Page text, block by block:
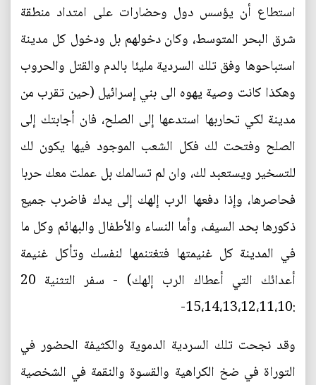
استطاع أن يؤسس دول وحضارات على امتداد منطقة
شرق البحر المتوسط، وكان دخولهم بل ودخول كل مدينة
استباحوها وفق تلك السردية مليئا بالدم والقتل والحروب
وهكذا كانت وصية يهوه الى بني إسرائيل (حين تقرب من
مدينة لكي تحاربها استدعها إلى الصلح، فان أجابتك إلى
الصلح وفتحت لك فكل الشعب الموجود فيها يكون لك
للتسخير ويستعبد لك، وان لم تسالمك بل عملت معك حربا
فحاصرها، وإذا دفعها الرب إلهك إلى يدك فاضرب جميع
ذكورها بحد السيف، وأما النساء والأطفال والبهائم وكل ما
في المدينة كل غنيمتها فتغتنمها لنفسك وتأكل غنيمة
أعدائك التي أعطاك الرب إلهك) - سفر التثنية 20
:15،14،13،12،11،10-
وقد نجحت تلك السردية الدموية والكثيفة الحضور في
التوراة في ضخ الكراهية والقسوة والنقمة في الشخصية